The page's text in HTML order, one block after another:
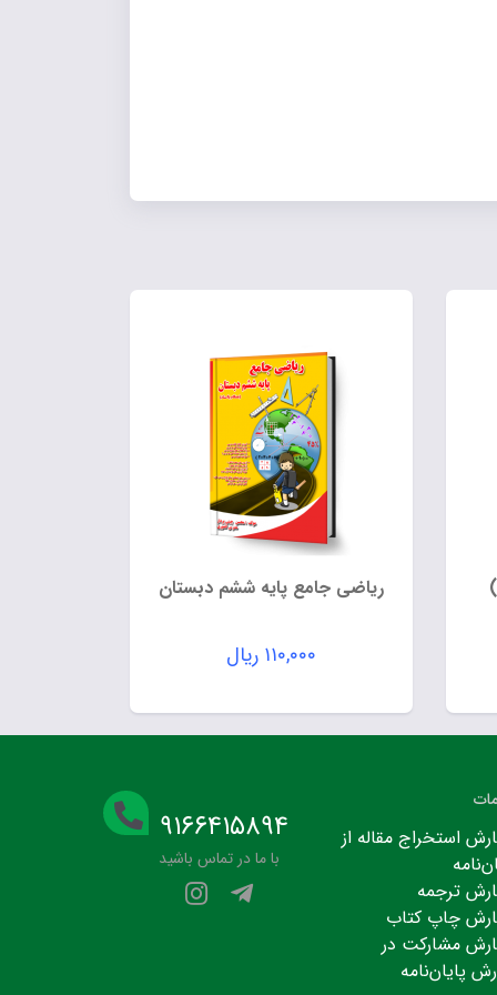
ریاضی جامع پایه ششم دبستان
۱۱۰,۰۰۰ ریال
استخراج مقاله از
ترجمه
چاپ کتاب
مشارکت در
پایان‌نامه
۹۱۶۶۴۱۵۸۹۴
با ما در تماس باشید